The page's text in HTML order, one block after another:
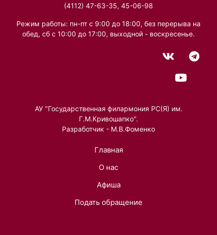
(4112) 47-63-35, 45-06-98
Режим работы: пн-пт с 9:00 до 18:00, без перерыва на
обед, сб с 10:00 до 17:00, выходной - воскресенье.
АУ "Государственная филармония РС(Я) им.
Г.М.Кривошапко".
Разработчик - М.В.Фоменко
Главная
О нас
Афиша
Подать обращение